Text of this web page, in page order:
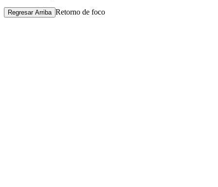
Regresar Arriba Retorno de foco